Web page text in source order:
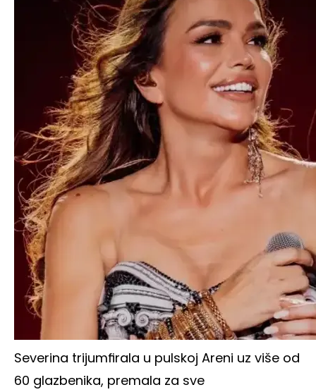
Severina trijumfirala u pulskoj Areni uz više od
60 glazbenika, premala za sve